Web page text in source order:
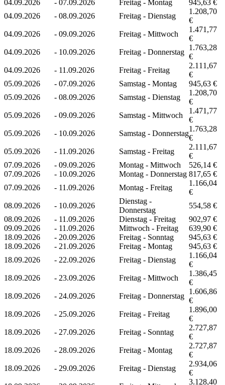
04.09.2026
- 07.09.2026 Freitag - Montag
945,63 €
04.09.2026
- 08.09.2026 Freitag - Dienstag
1.208,70
€
04.09.2026
- 09.09.2026 Freitag - Mittwoch
1.471,77
€
04.09.2026
- 10.09.2026 Freitag - Donnerstag
1.763,28
€
04.09.2026
- 11.09.2026 Freitag - Freitag
2.111,67
€
05.09.2026
- 07.09.2026 Samstag - Montag
945,63 €
05.09.2026
- 08.09.2026 Samstag - Dienstag
1.208,70
€
05.09.2026
- 09.09.2026 Samstag - Mittwoch
1.471,77
€
05.09.2026
- 10.09.2026 Samstag - Donnerstag
1.763,28
€
05.09.2026
- 11.09.2026 Samstag - Freitag
2.111,67
€
07.09.2026
- 09.09.2026 Montag - Mittwoch
526,14 €
07.09.2026
- 10.09.2026 Montag - Donnerstag 817,65 €
07.09.2026
- 11.09.2026 Montag - Freitag
1.166,04
€
08.09.2026
- 10.09.2026
Dienstag -
Donnerstag
554,58 €
08.09.2026
- 11.09.2026 Dienstag - Freitag
902,97 €
09.09.2026
- 11.09.2026 Mittwoch - Freitag
639,90 €
18.09.2026
- 20.09.2026 Freitag - Sonntag
945,63 €
18.09.2026
- 21.09.2026 Freitag - Montag
945,63 €
18.09.2026
- 22.09.2026 Freitag - Dienstag
1.166,04
€
18.09.2026
- 23.09.2026 Freitag - Mittwoch
1.386,45
€
18.09.2026
- 24.09.2026 Freitag - Donnerstag
1.606,86
€
18.09.2026
- 25.09.2026 Freitag - Freitag
1.896,00
€
18.09.2026
- 27.09.2026 Freitag - Sonntag
2.727,87
€
18.09.2026
- 28.09.2026 Freitag - Montag
2.727,87
€
18.09.2026
- 29.09.2026 Freitag - Dienstag
2.934,06
€
3.128,40